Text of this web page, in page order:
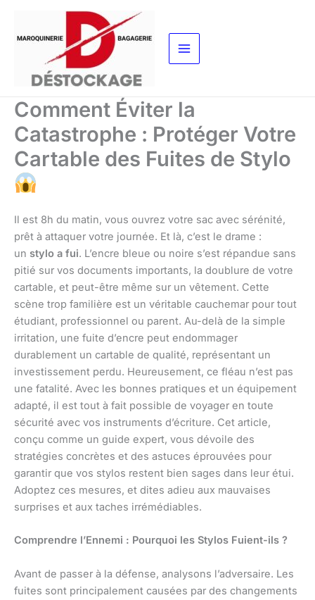
contenu
Comment Éviter la
Catastrophe : Protéger Votre
Cartable des Fuites de Stylo
Il est 8h du matin, vous ouvrez votre sac avec sérénité,
prêt à attaquer votre journée. Et là, c’est le drame :
un stylo a fui. L’encre bleue ou noire s’est répandue sans
pitié sur vos documents importants, la doublure de votre
cartable, et peut-être même sur un vêtement. Cette
scène trop familière est un véritable cauchemar pour tout
étudiant, professionnel ou parent. Au-delà de la simple
irritation, une fuite d’encre peut endommager
durablement un cartable de qualité, représentant un
investissement perdu. Heureusement, ce fléau n’est pas
une fatalité. Avec les bonnes pratiques et un équipement
adapté, il est tout à fait possible de voyager en toute
sécurité avec vos instruments d’écriture. Cet article,
conçu comme un guide expert, vous dévoile des
stratégies concrètes et des astuces éprouvées pour
garantir que vos stylos restent bien sages dans leur étui.
Adoptez ces mesures, et dites adieu aux mauvaises
surprises et aux taches irrémédiables.
Comprendre l’Ennemi : Pourquoi les Stylos Fuient-ils ?
Avant de passer à la défense, analysons l’adversaire. Les
fuites sont principalement causées par des changements